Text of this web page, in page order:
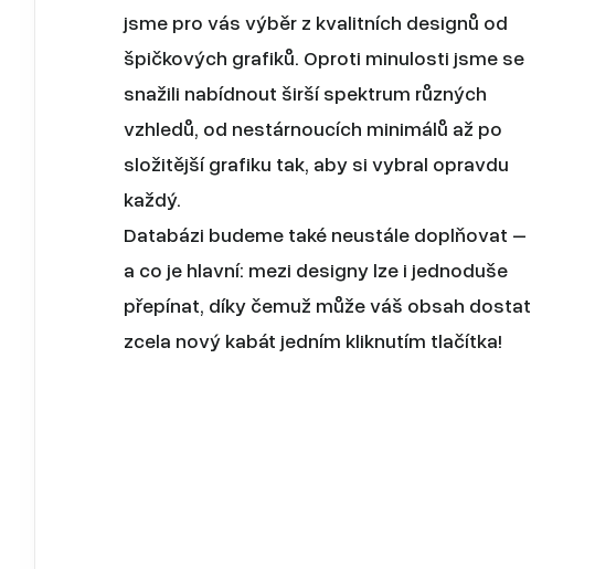
jsme pro vás výběr z kvalitních designů od
špičkových grafiků. Oproti minulosti jsme se
snažili nabídnout širší spektrum různých
vzhledů, od nestárnoucích minimálů až po
složitější grafiku tak, aby si vybral opravdu
každý.
Databázi budeme také neustále doplňovat –
a co je hlavní: mezi designy lze i jednoduše
přepínat, díky čemuž může váš obsah dostat
zcela nový kabát jedním kliknutím tlačítka!